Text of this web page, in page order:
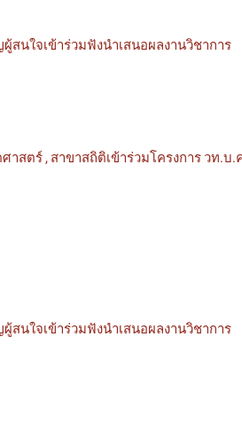
นใจเข้าร่วมฟังนำเสนอผลงานวิชาการ
สตร์ , สาขาสถิติเข้าร่วมโครงการ วท.
นใจเข้าร่วมฟังนำเสนอผลงานวิชาการ